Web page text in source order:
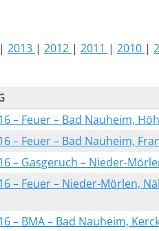
| 2013 | 2012 | 2011 | 2010 |
– Feuer – Bad Nauheim,
– Feuer – Bad Nauheim,
– Gasgeruch – Nieder-
– Feuer – Nieder-Mörlen,
– BMA – Bad Nauheim,